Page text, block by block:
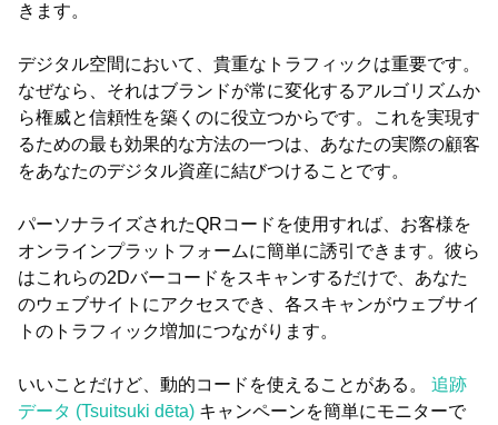
きます。
デジタル空間において、貴重なトラフィックは重要です。
なぜなら、それはブランドが常に変化するアルゴリズムか
ら権威と信頼性を築くのに役立つからです。これを実現す
るための最も効果的な方法の一つは、あなたの実際の顧客
をあなたのデジタル資産に結びつけることです。
パーソナライズされたQRコードを使用すれば、お客様を
オンラインプラットフォームに簡単に誘引できます。彼ら
はこれらの2Dバーコードをスキャンするだけで、あなた
のウェブサイトにアクセスでき、各スキャンがウェブサイ
トのトラフィック増加につながります。
いいことだけど、動的コードを使えることがある。 追跡
データ (Tsuitsuki dēta) キャンペーンを簡単にモニターで